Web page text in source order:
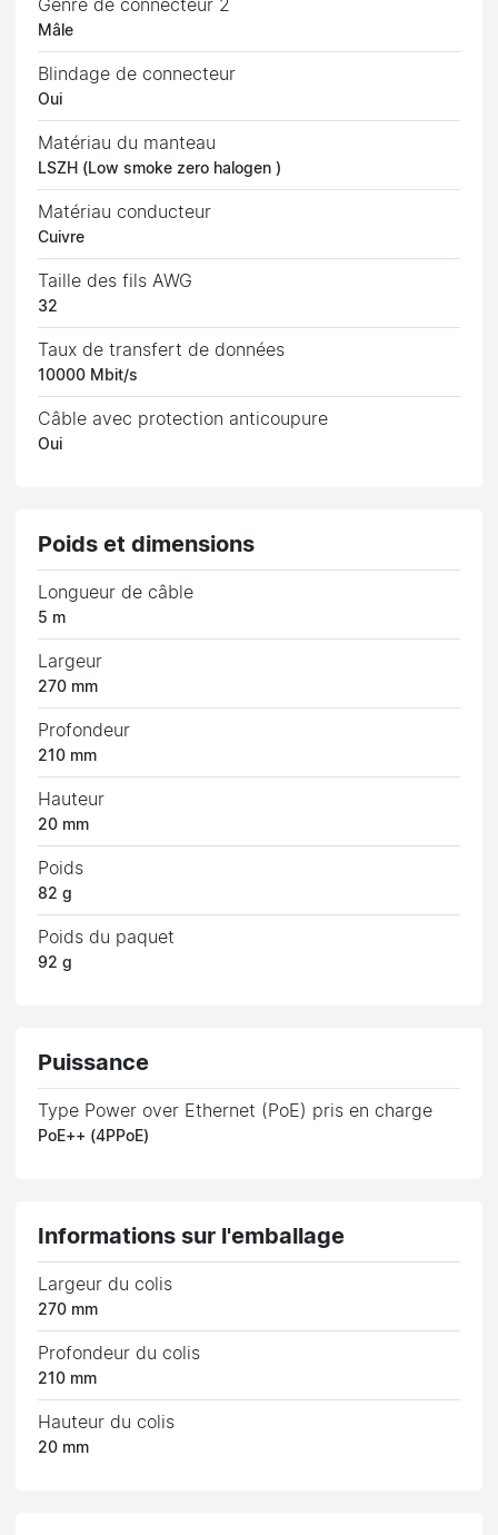
Genre de connecteur 2
Mâle
Blindage de connecteur
Oui
Matériau du manteau
LSZH (Low smoke zero halogen )
Matériau conducteur
Cuivre
Taille des fils AWG
32
Taux de transfert de données
10000 Mbit/s
Câble avec protection anticoupure
Oui
Poids et dimensions
Longueur de câble
5 m
Largeur
270 mm
Profondeur
210 mm
Hauteur
20 mm
Poids
82 g
Poids du paquet
92 g
Puissance
Type Power over Ethernet (PoE) pris en charge
PoE++ (4PPoE)
Informations sur l'emballage
Largeur du colis
270 mm
Profondeur du colis
210 mm
Hauteur du colis
20 mm